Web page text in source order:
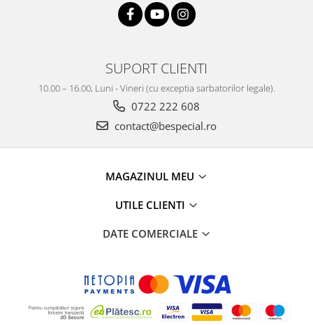
SUPORT CLIENTI
10.00 – 16.00, Luni - Vineri (cu exceptia sarbatorilor legale).
0722 222 608
contact@bespecial.ro
MAGAZINUL MEU
UTILE CLIENTI
DATE COMERCIALE